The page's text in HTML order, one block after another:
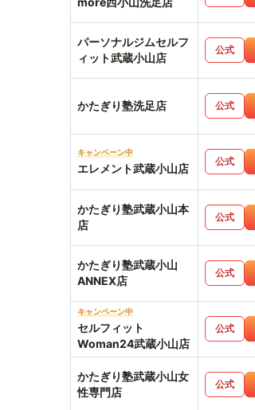
パーソナルジムセルフ
ィット武蔵小山店
公式
かたぎり塾洗足店 公式
キャンペーン中
エレメント武蔵小山店
公式
かたぎり塾武蔵小山本
店
公式
かたぎり塾武蔵小山
ANNEX店
公式
キャンペーン中
セルフィット
Woman24武蔵小山店
公式
かたぎり塾武蔵小山女
性専門店
公式